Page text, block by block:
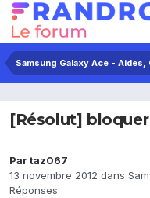
Samsung Galaxy Ace -
[Résolut]
Partaz067
13 novembre 2012 dans
Réponses